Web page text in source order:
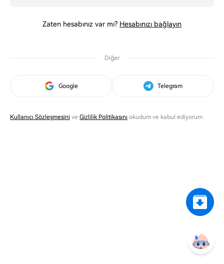
Zaten hesabınız var mı? Hesabınızı bağlayın
Diğer
Google Telegram
Kullanıcı Sözleşmesini ve Gizlilik Politikasını okudum ve kabul ediyorum